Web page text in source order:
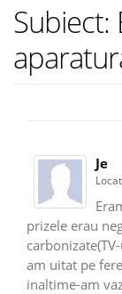
Subiect:
Je
prizele erau
am uitat pe
inaltime-am